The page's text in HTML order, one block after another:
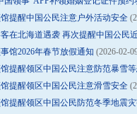
提醒中国公民注意户外活动安全
在北海道遇袭 再次提醒中国公民
馆2026年春节放假通知 (2026-02-
提醒领区中国公民注意防范暴雪
提醒领区中国公民注意滑雪安全
提醒领区中国公民防范冬季地震